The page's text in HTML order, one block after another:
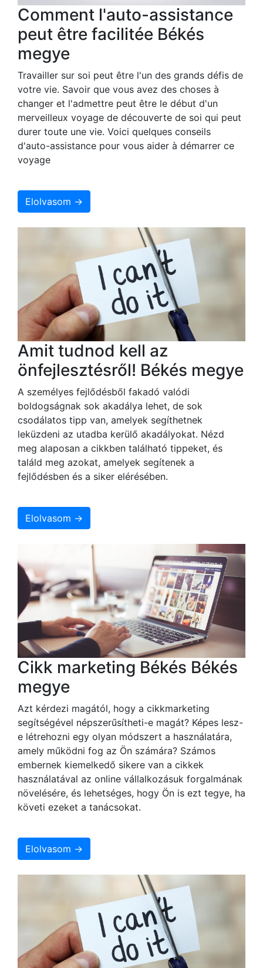
Comment l'auto-assistance
peut être facilitée Békés
megye
Travailler sur soi peut être l'un des grands défis de
votre vie. Savoir que vous avez des choses à
changer et l'admettre peut être le début d'un
merveilleux voyage de découverte de soi qui peut
durer toute une vie. Voici quelques conseils
d'auto-assistance pour vous aider à démarrer ce
voyage
Elolvasom →
Amit tudnod kell az
önfejlesztésről! Békés megye
A személyes fejlődésből fakadó valódi
boldogságnak sok akadálya lehet, de sok
csodálatos tipp van, amelyek segíthetnek
leküzdeni az utadba kerülő akadályokat. Nézd
meg alaposan a cikkben található tippeket, és
találd meg azokat, amelyek segítenek a
fejlődésben és a siker elérésében.
Elolvasom →
Cikk marketing Békés Békés
megye
Azt kérdezi magától, hogy a cikkmarketing
segítségével népszerűsítheti-e magát? Képes lesz-
e létrehozni egy olyan módszert a használatára,
amely működni fog az Ön számára? Számos
embernek kiemelkedő sikere van a cikkek
használatával az online vállalkozásuk forgalmának
növelésére, és lehetséges, hogy Ön is ezt tegye, ha
követi ezeket a tanácsokat.
Elolvasom →